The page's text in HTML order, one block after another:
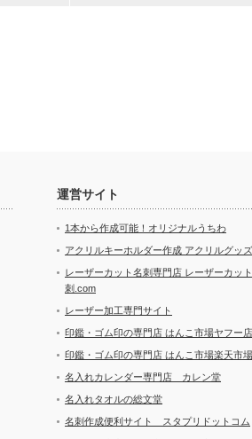
運営サイト
1本から作成可能！オリジナルうちわ
アクリルキーホルダー作成 アクリルグッ
レーザーカット名刺専門店 レーザーカッ
刺.com
レーザー加工専門サイト
印鑑・ゴム印の専門店 はんこ市場ヤフー店
印鑑・ゴム印の専門店 はんこ市場楽天市
名入れカレンダー専門店 カレン堂
名入れタオルの総文堂
名刺作成便利サイト スタプリドットコム